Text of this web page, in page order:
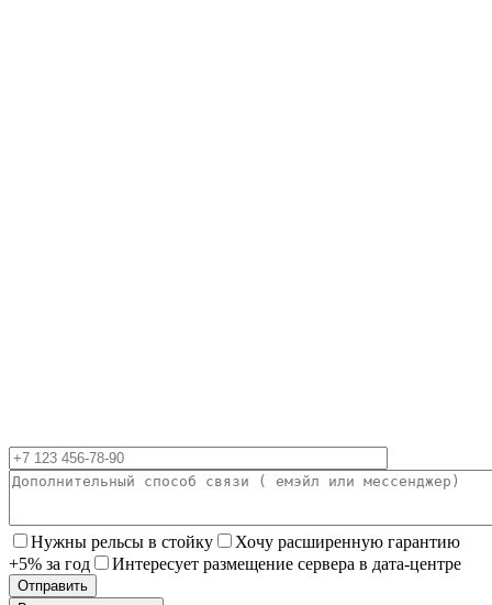
Нужны рельсы в стойку
Хочу расширенную гарантию
+5% за год
Интересует размещение сервера в дата-центре